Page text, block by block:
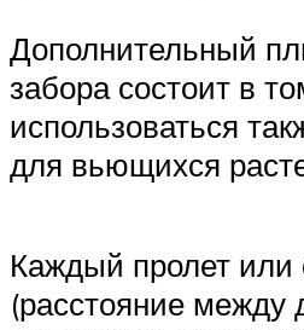
Дополнительный
забора состоит в
использоваться
для вьющихся
Каждый пролет или
(расстояние между